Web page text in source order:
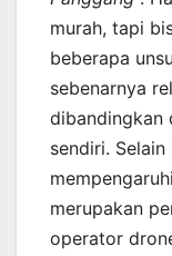
murah, tapi
beberapa
sebenarnya
dibandingkan
sendiri.
merupakan
operator